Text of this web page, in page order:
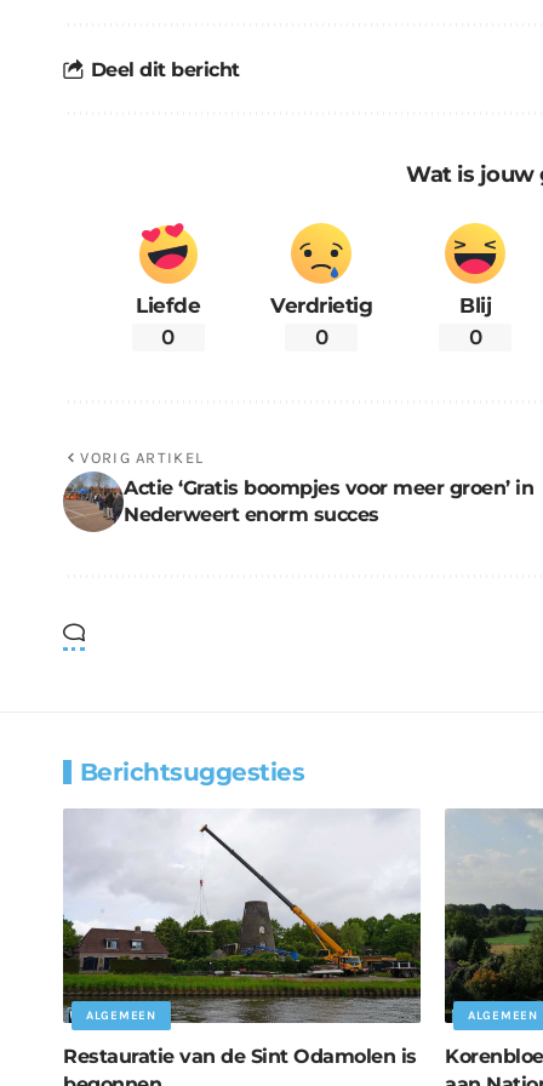
Deel dit bericht
Wat is jouw
Liefde
0
Verdrietig
0
Blij
0
VORIG ARTIKEL
Actie ‘Gratis boompjes voor meer groen’ in
Nederweert enorm succes
Berichtsuggesties
ALGEMEEN
Restauratie van de Sint Odamolen is
ALGEMEEN